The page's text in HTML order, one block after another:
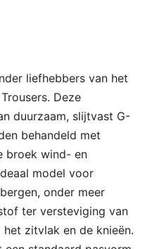
liefhebbers van het
Deze
duurzaam, slijtvast G-
behandeld met
broek wind- en
model voor
onder meer
ter versteviging van
zitvlak en de knieën.